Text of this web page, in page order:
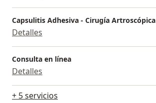
Capsulitis Adhesiva - Cirugía Artroscópica
Detalles
Consulta en línea
Detalles
+ 5 servicios